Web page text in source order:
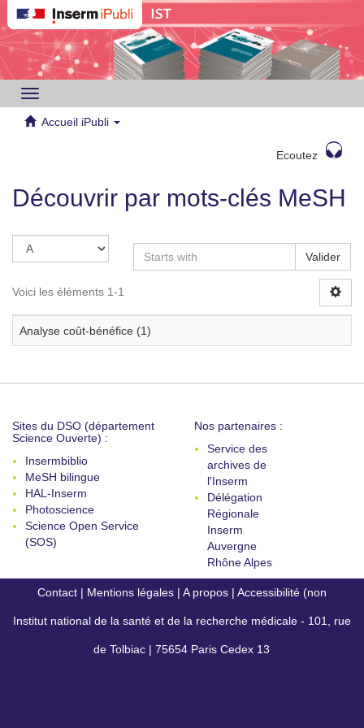
Toggle
navigation
Accueil iPubli
Ecoutez
Découvrir par mots-clés MeSH
Valider
Voici les éléments 1-1
Analyse coût-bénéfice (1)
Sites du DSO (département
Science Ouverte) :
Insermbiblio
MeSH bilingue
HAL-Inserm
Photoscience
Science Open Service
(SOS)
Nos partenaires :
Service des
archives de
l'Inserm
Délégation
Régionale
Inserm
Auvergne
Rhône Alpes
Contact | Mentions légales | A propos | Accessibilité (non
conforme)
Institut national de la santé et de la recherche médicale - 101, rue
de Tolbiac | 75654 Paris Cedex 13